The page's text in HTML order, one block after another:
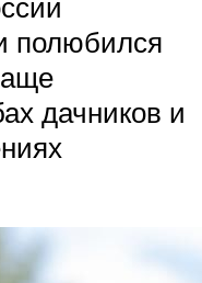
полюбился
дачников и